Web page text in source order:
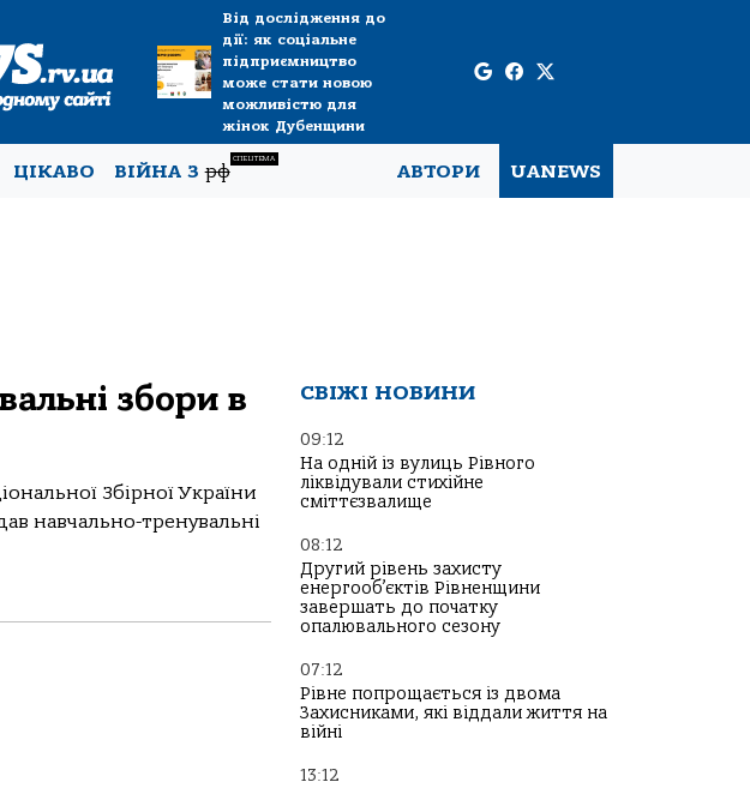
Від дослідження до
дії: як соціальне
підприємництво
може стати новою
можливістю для
жінок Дубенщини
ЦІКАВО ВІЙНА Зрф
СПЕЦТЕМА
АВТОРИ UANEWS
збори в
Збірної України
навчально-тренувальні
СВІЖІ НОВИНИ
09:12
На одній із вулиць Рівного
ліквідували стихійне
сміттєзвалище
08:12
Другий рівень захисту
енергооб’єктів Рівненщини
завершать до початку
опалювального сезону
07:12
Рівне попрощається із двома
Захисниками, які віддали життя на
війні
13:12